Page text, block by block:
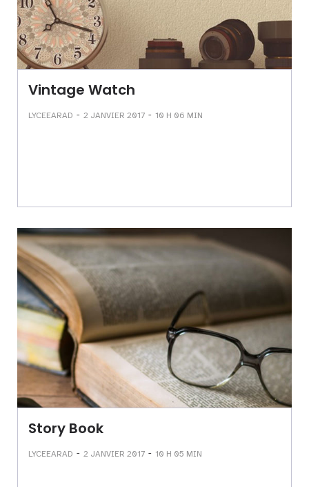
Vintage Watch
LYCEEARAD - 2 JANVIER 2017 - 10 H 06 MIN
Story Book
LYCEEARAD - 2 JANVIER 2017 - 10 H 05 MIN